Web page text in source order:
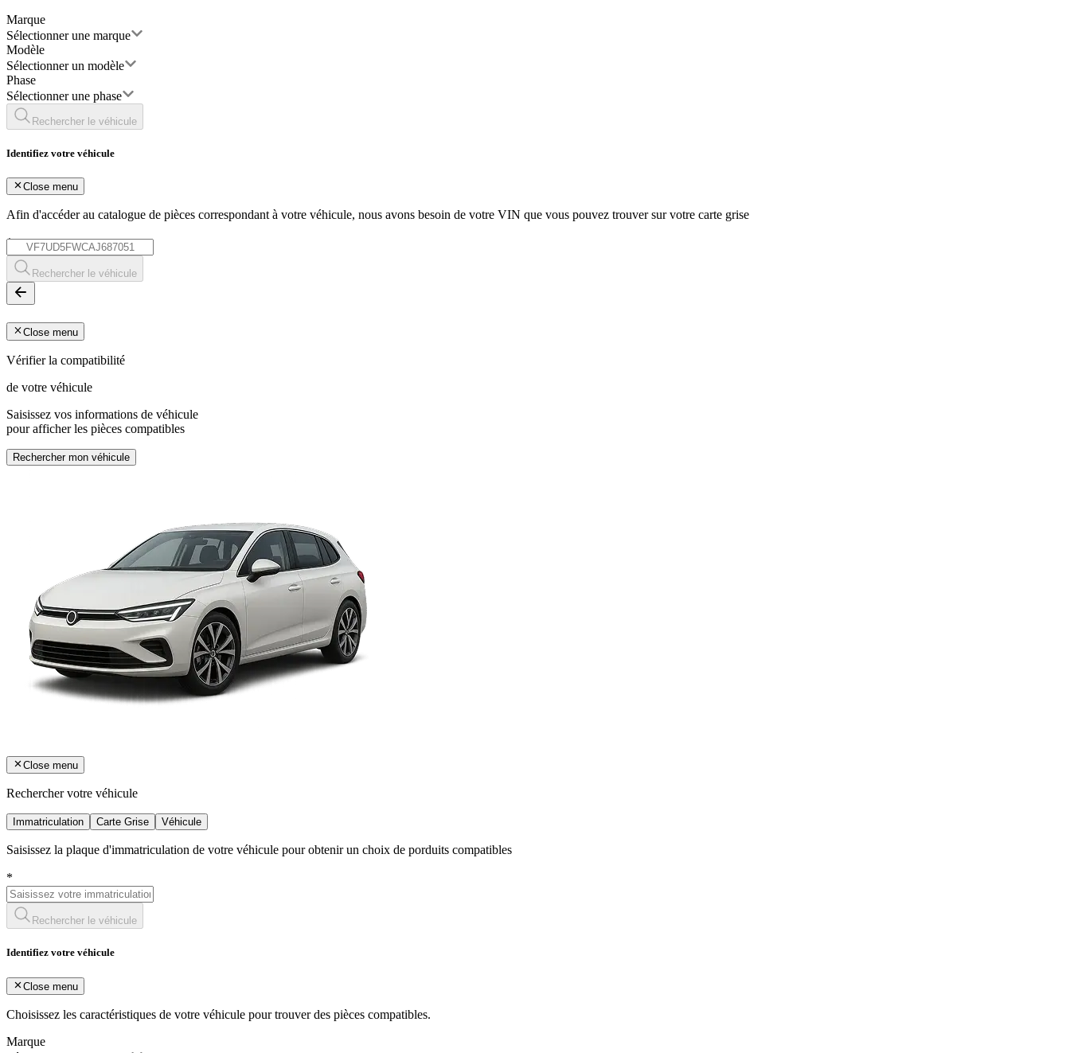
Marque
Sélectionner une marque
Modèle
Sélectionner un modèle
Phase
Sélectionner une phase
Rechercher le véhicule
Identifiez votre véhicule
Close menu
Afin d'accéder au catalogue de pièces correspondant à votre véhicule, nous avons besoin de votre VIN que vous pouvez trouver sur votre carte grise
*
Rechercher le véhicule
Close menu
Vérifier la compatibilité
de votre véhicule
Saisissez vos informations de véhicule
pour afficher les pièces compatibles
Rechercher mon véhicule
Close menu
Rechercher votre véhicule
Immatriculation Carte Grise Véhicule
Saisissez la plaque d'immatriculation de votre véhicule pour obtenir un choix de porduits compatibles
*
Rechercher le véhicule
Identifiez votre véhicule
Close menu
Choisissez les caractéristiques de votre véhicule pour trouver des pièces compatibles.
Marque